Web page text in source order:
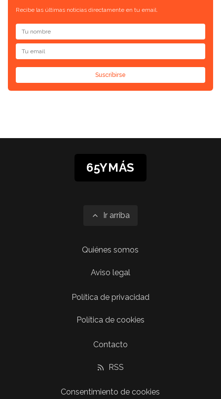
Recibe las últimas noticias directamente en tu email.
Suscribirse
65YMÁS
Ir arriba
Quiénes somos
Aviso legal
Política de privacidad
Política de cookies
Contacto
RSS
Consentimiento de cookies